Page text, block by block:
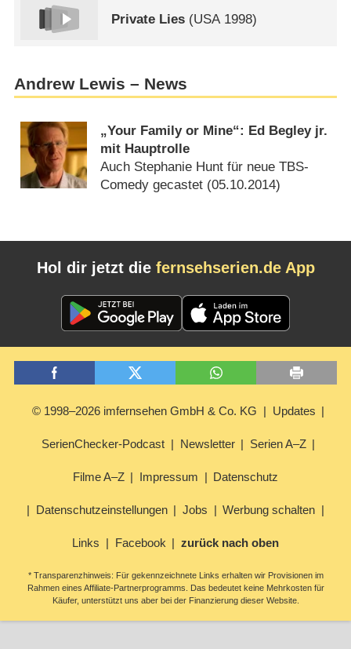
Private Lies (USA1998)
Andrew Lewis – News
„Your Family or Mine“: Ed Begley jr.
mit Hauptrolle
Auch Stephanie Hunt für neue TBS-
Comedy gecastet (05.10.2014)
Hol dir jetzt die fernsehserien.de App
© 1998–2026 imfernsehen GmbH & Co. KG Updates
SerienChecker-Podcast Newsletter Serien A–Z
Filme A–Z Impressum Datenschutz
Datenschutzeinstellungen Jobs Werbung schalten
Links Facebook zurück nach oben
* Transparenzhinweis: Für gekennzeichnete Links erhalten wir Provisionen im
Rahmen eines Affiliate-Partnerprogramms. Das bedeutet keine Mehrkosten für
Käufer, unterstützt uns aber bei der Finanzierung dieser Website.